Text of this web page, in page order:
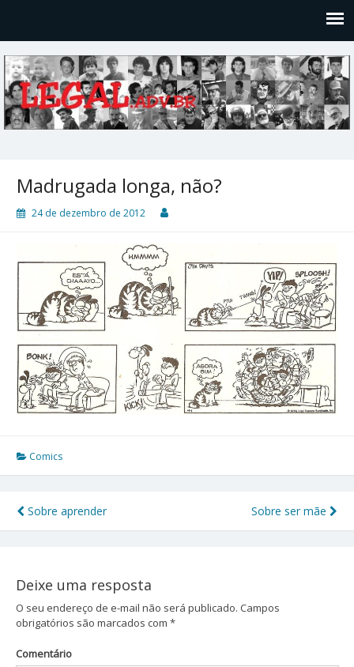
Madrugada longa, não?
24 de dezembro de 2012
Comics
Navegação
Post
Sobre aprender Sobre ser mãe
Deixe uma resposta
O seu endereço de e-mail não será publicado. Campos
obrigatórios são marcados com *
Comentário